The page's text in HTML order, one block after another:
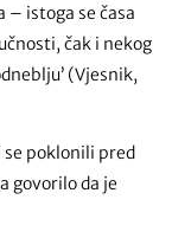
– istoga se časa
čak i nekog
(Vjesnik,
se poklonili pred
govorilo da je